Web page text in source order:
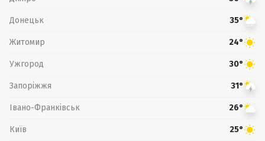
Донецьк 35°
Житомир 24°
Ужгород 30°
Запоріжжя 31°
Івано-Франківськ 26°
Київ 25°